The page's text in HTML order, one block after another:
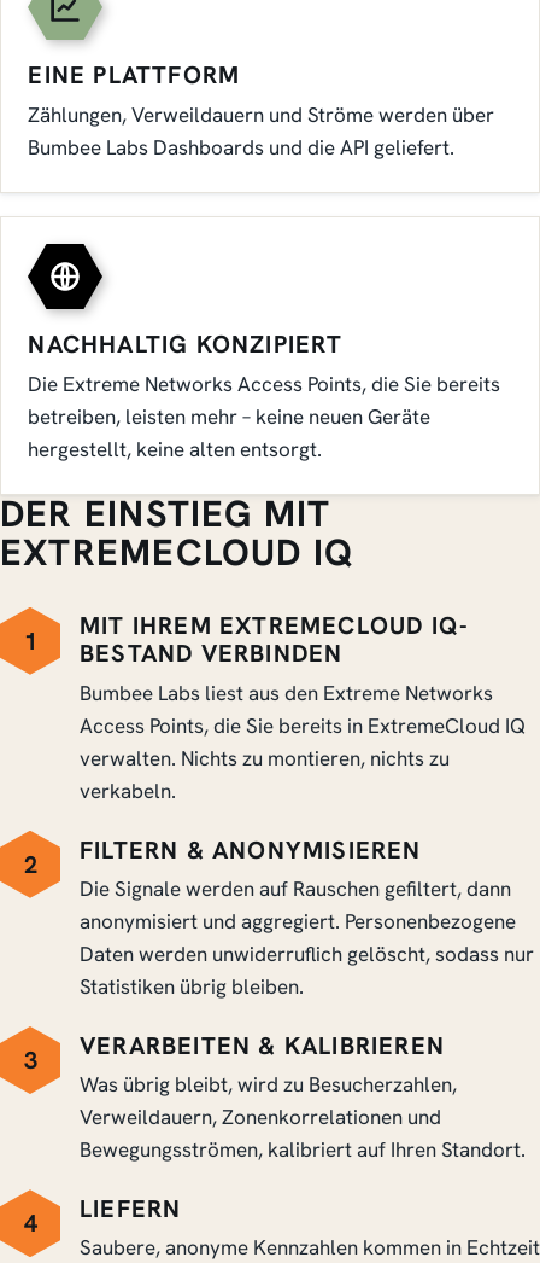
EINE PLATTFORM
Zählungen, Verweildauern und Ströme werden über
Bumbee Labs Dashboards und die API geliefert.
NACHHALTIG KONZIPIERT
Die Extreme Networks Access Points, die Sie bereits
betreiben, leisten mehr – keine neuen Geräte
hergestellt, keine alten entsorgt.
DER EINSTIEG MIT
EXTREMECLOUD IQ
1
MIT IHREM EXTREMECLOUD IQ-
BESTAND VERBINDEN
Bumbee Labs liest aus den Extreme Networks
Access Points, die Sie bereits in ExtremeCloud IQ
verwalten. Nichts zu montieren, nichts zu
verkabeln.
2 FILTERN & ANONYMISIEREN
Die Signale werden auf Rauschen gefiltert, dann
anonymisiert und aggregiert. Personenbezogene
Daten werden unwiderruflich gelöscht, sodass nur
Statistiken übrig bleiben.
3 VERARBEITEN & KALIBRIEREN
Was übrig bleibt, wird zu Besucherzahlen,
Verweildauern, Zonenkorrelationen und
Bewegungsströmen, kalibriert auf Ihren Standort.
4 LIEFERN
Saubere, anonyme Kennzahlen kommen in Echtzeit